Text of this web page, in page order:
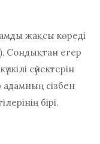
жақсы көреді
Сондықтан егер
сүйектерін
сізбен
бірі.